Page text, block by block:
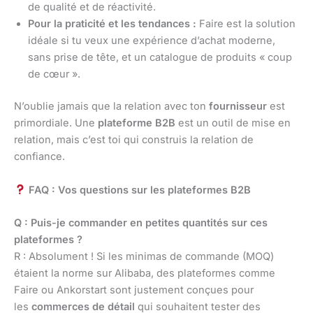
de qualité et de réactivité.
Pour la praticité et les tendances : Faire est la solution
idéale si tu veux une expérience d’achat moderne,
sans prise de tête, et un catalogue de produits « coup
de cœur ».
N’oublie jamais que la relation avec ton fournisseur est
primordiale. Une plateforme B2B est un outil de mise en
relation, mais c’est toi qui construis la relation de
confiance.
FAQ : Vos questions sur les plateformes B2B
Q : Puis-je commander en petites quantités sur ces
plateformes ?
R : Absolument ! Si les minimas de commande (MOQ)
étaient la norme sur Alibaba, des plateformes comme
Faire ou Ankorstart sont justement conçues pour
les commerces de détail qui souhaitent tester des